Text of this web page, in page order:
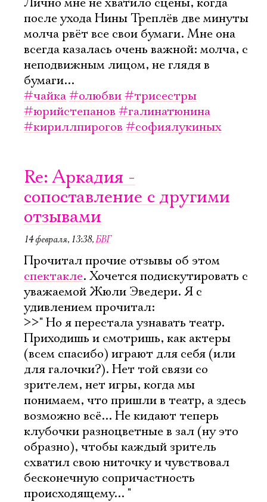
после ухода Нины Треплëв две минуты
молча рвëт все свои бумаги. Мне она
всегда казалась очень важной: молча, с
неподвижным лицом, не глядя в
бумаги...
#чайка#олюбви#трисестры
#юрийстепанов #галинатюнина
#кириллпирогов #софиялукиных
Re: Аркадия -
сопоставление с другими
отзывами
14 февраля, 13:38,БВГ
Прочитал прочие отзывы об этом
спектакле. Хочется подискутировать с
уважаемой Жюли Эведери. Я с
удивлением прочитал:
>>" Но я перестала узнавать театр.
Приходишь и смотришь, как актеры
(всем спасибо) играют для себя (или
для галочки?). Нет той связи со
зрителем, нет игры, когда мы
понимаем, что пришли в театр, а здесь
возможно всё... Не кидают теперь
клубочки разноцветные в зал (ну это
образно), чтобы каждый зритель
схватил свою ниточку и чувствовал
бесконечную сопричастность
происходящему... "